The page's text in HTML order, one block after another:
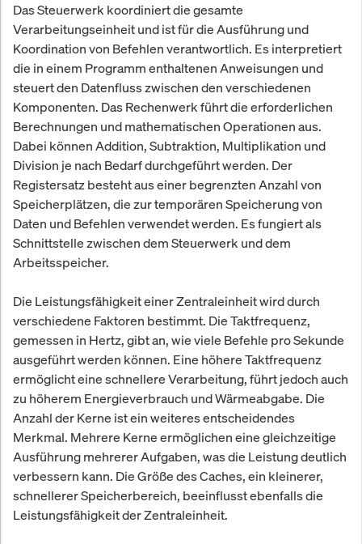
Das Steuerwerk koordiniert die gesamte
Verarbeitungseinheit und ist für die Ausführung und
Koordination von Befehlen verantwortlich. Es interpretiert
die in einem Programm enthaltenen Anweisungen und
steuert den Datenfluss zwischen den verschiedenen
Komponenten. Das Rechenwerk führt die erforderlichen
Berechnungen und mathematischen Operationen aus.
Dabei können Addition, Subtraktion, Multiplikation und
Division je nach Bedarf durchgeführt werden. Der
Registersatz besteht aus einer begrenzten Anzahl von
Speicherplätzen, die zur temporären Speicherung von
Daten und Befehlen verwendet werden. Es fungiert als
Schnittstelle zwischen dem Steuerwerk und dem
Arbeitsspeicher.
Die Leistungsfähigkeit einer Zentraleinheit wird durch
verschiedene Faktoren bestimmt. Die Taktfrequenz,
gemessen in Hertz, gibt an, wie viele Befehle pro Sekunde
ausgeführt werden können. Eine höhere Taktfrequenz
ermöglicht eine schnellere Verarbeitung, führt jedoch auch
zu höherem Energieverbrauch und Wärmeabgabe. Die
Anzahl der Kerne ist ein weiteres entscheidendes
Merkmal. Mehrere Kerne ermöglichen eine gleichzeitige
Ausführung mehrerer Aufgaben, was die Leistung deutlich
verbessern kann. Die Größe des Caches, ein kleinerer,
schnellerer Speicherbereich, beeinflusst ebenfalls die
Leistungsfähigkeit der Zentraleinheit.